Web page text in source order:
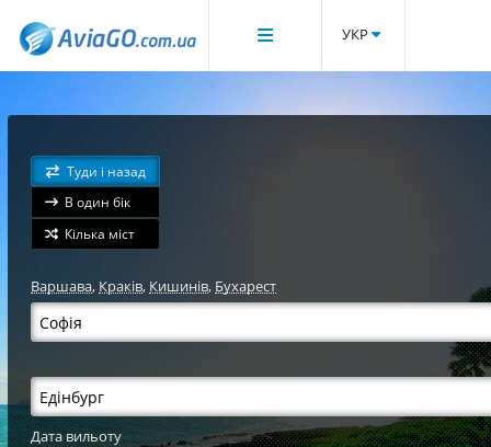
УКР
Туди і назад
В один бік
Кілька міст
Варшава, Краків, Кишинів, Бухарест
Дата вильоту